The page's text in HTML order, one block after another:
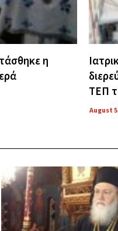
η
ΤΕΠ
August